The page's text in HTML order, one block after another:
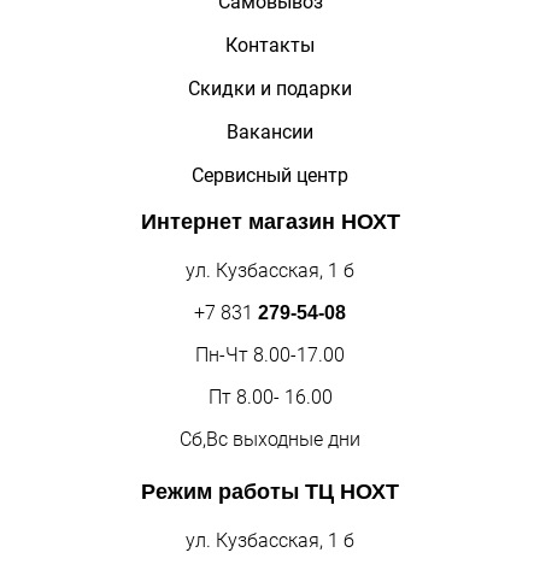
Контакты
Скидки и подарки
Вакансии
Сервисный центр
Интернет магазин НОХТ
ул. Кузбасская, 1 б
+7 831 279-54-08
Пн-Чт 8.00-17.00
Пт 8.00- 16.00
Сб,Вс выходные дни
Режим работы ТЦ НОХТ
ул. Кузбасская, 1 б